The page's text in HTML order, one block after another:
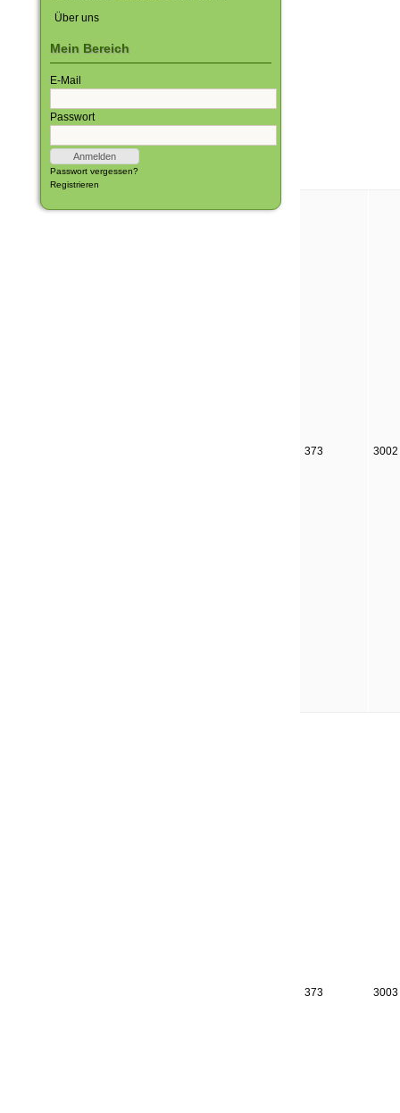
Über uns
Mein Bereich
E-Mail
Passwort
Passwort vergessen?
Registrieren
373 3002
373 3003